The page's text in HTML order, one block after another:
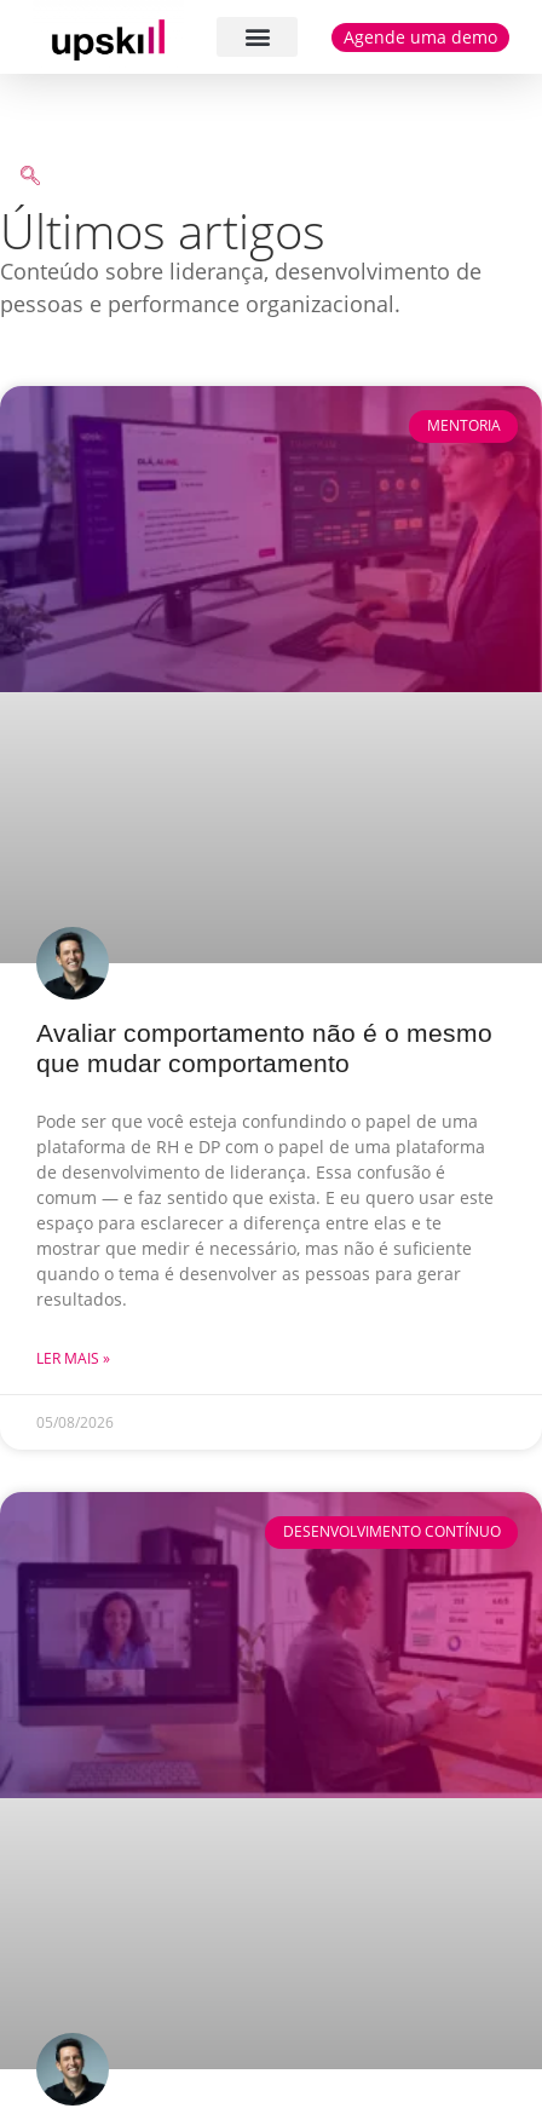
Agende uma demo
Últimos artigos
Conteúdo sobre liderança, desenvolvimento de
pessoas e performance organizacional.
MENTORIA
Avaliar comportamento não é o mesmo
que mudar comportamento
Pode ser que você esteja confundindo o papel de uma
plataforma de RH e DP com o papel de uma plataforma
de desenvolvimento de liderança. Essa confusão é
comum — e faz sentido que exista. E eu quero usar este
espaço para esclarecer a diferença entre elas e te
mostrar que medir é necessário, mas não é suficiente
quando o tema é desenvolver as pessoas para gerar
resultados.
LER MAIS »
05/08/2026
DESENVOLVIMENTO CONTÍNUO